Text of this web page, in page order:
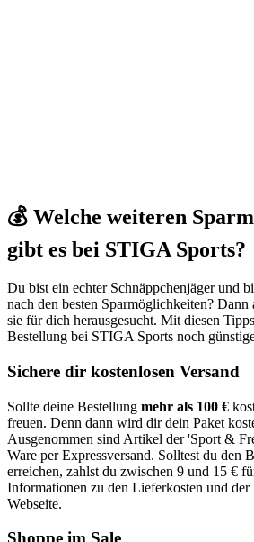
💰 Welche weiteren
gibt es bei STIGA Sports?
Du bist ein echter Schnäppchenjäger und
nach den besten Sparmöglichkeiten? Dann
sie für dich herausgesucht. Mit diesen
Bestellung bei STIGA Sports noch
Sichere dir kostenlosen Versand
Sollte deine Bestellung mehr als 100 €
freuen. Denn dann wird dir dein Paket
Ausgenommen sind Artikel der 'Sport &
Ware per Expressversand. Solltest du den
erreichen, zahlst du zwischen 9 und 15 €
Informationen zu den Lieferkosten und
Webseite.